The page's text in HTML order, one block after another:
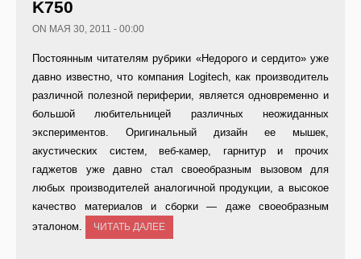
K750
ON МАЯ 30, 2011 - 00:00
Постоянным читателям рубрики «Недорого и сердито» уже
давно известно, что компания Logitech, как производитель
различной полезной периферии, является одновременно и
большой любительницей различных неожиданных
экспериментов. Оригинальный дизайн ее мышек,
акустических систем, веб-камер, гарнитур и прочих
гаджетов уже давно стал своеобразным вызовом для
любых производителей аналогичной продукции, а высокое
качество материалов и сборки — даже своеобразным
эталоном.
ЧИТАТЬ ДАЛЕЕ